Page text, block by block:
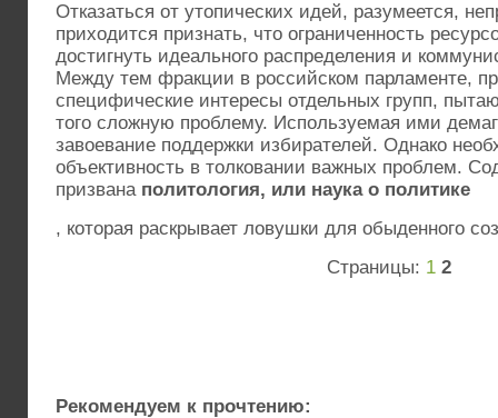
Отказаться от утопических идей, разумеется,
приходится признать, что ограниченность
достигнуть идеального распределения и
Между тем фракции в российском парламенте,
специфические интересы отдельных групп,
того сложную проблему. Используемая ими
завоевание поддержки избирателей. Однако
объективность в толковании важных проблем.
призвана политология, или наука о политике
, которая раскрывает ловушки для обыденного
Страницы: 1 2
Рекомендуем к прочтению: